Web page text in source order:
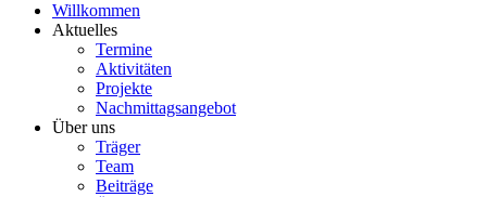
Willkommen
Aktuelles
Termine
Aktivitäten
Projekte
Nachmittagsangebot
Über uns
Träger
Team
Beiträge